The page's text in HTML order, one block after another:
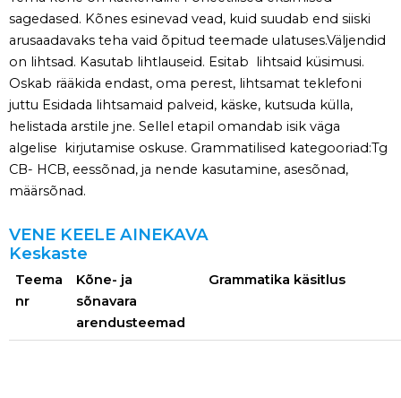
sagedased. Kõnes esinevad vead, kuid suudab end siiski
arusaadavaks teha vaid õpitud teemade ulatuses.Väljendid
on lihtsad. Kasutab lihtlauseid. Esitab lihtsaid küsimusi.
Oskab rääkida endast, oma perest, lihtsamat teklefoni
juttu Esidada lihtsamaid palveid, käske, kutsuda külla,
helistada arstile jne. Sellel etapil omandab isik väga
algelise kirjutamise oskuse. Grammatilised kategooriad:Tg
СВ- НСВ, eessõnad, ja nende kasutamine, asesõnad,
määrsõnad.
VENE KEELE AINEKAVA
Keskaste
Teema
nr
Kõne- ja
sõnavara
arendusteemad
Grammatika käsitlus